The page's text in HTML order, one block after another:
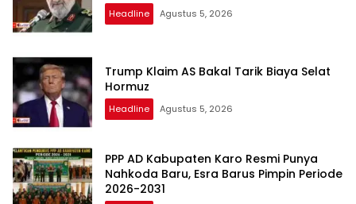
Headline Agustus 5, 2026
Trump Klaim AS Bakal Tarik Biaya Selat
Hormuz
Headline Agustus 5, 2026
PPP AD Kabupaten Karo Resmi Punya
Nahkoda Baru, Esra Barus Pimpin Periode
2026-2031